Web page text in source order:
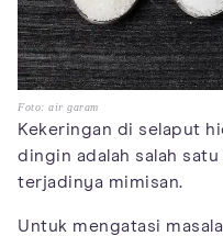
Foto: air garam
Kekeringan di selaput
dingin adalah salah
terjadinya mimisan.
Untuk mengatasi